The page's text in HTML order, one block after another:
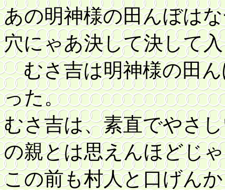
あの明神様の田んぼは
穴にゃあ決して決して
むさ吉は明神様の田ん
った。
むさ吉は、素直でやさ
の親とは思えんほどじ
この前も村人と口げん